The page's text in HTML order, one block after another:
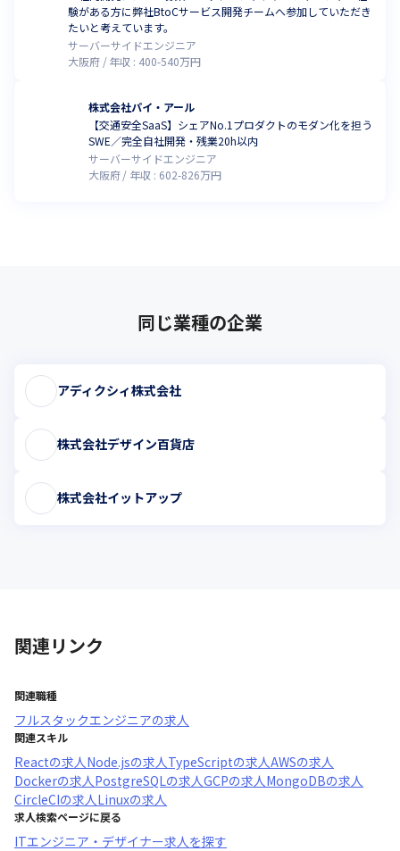
験がある方に弊社BtoCサービス開発チームへ参加していただき
たいと考えています。
サーバーサイドエンジニア
大阪府
年収 : 400-540万円
株式会社パイ・アール
【交通安全SaaS】シェアNo.1プロダクトのモダン化を担う
SWE／完全自社開発・残業20h以内
サーバーサイドエンジニア
大阪府
年収 : 602-826万円
同じ業種の企業
アディクシィ株式会社
株式会社デザイン百貨店
株式会社イットアップ
関連リンク
関連職種
フルスタックエンジニアの求人
関連スキル
Reactの求人 Node.jsの求人 TypeScriptの求人AWSの求人
Dockerの求人 PostgreSQLの求人GCPの求人 MongoDBの求人
CircleCIの求人 Linuxの求人
求人検索ページに戻る
ITエンジニア・デザイナー求人を探す